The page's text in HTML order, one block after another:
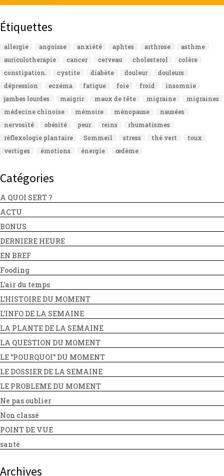
Étiquettes
allergie angoisse anxiété aphtes arthrose
asthme
auriculotherapie
cancer cerveau cholesterol
colère
constipation.
cystite diabète douleur
douleurs
dépression
eczéma fatigue foie froid
insomnie
jambes lourdes
maigrir maux de tête migraine
migraines
médecine chinoise
mémoire ménopause
nausées
nervosité
obésité peur reins
rhumatismes
réflexologie plantaire
Sommeil stress thé vert
toux
vertiges
émotions énergie œdème
Catégories
A QUOI SERT ?
ACTU
BONUS
DERNIERE HEURE
EN BREF
Fooding
L'air du temps
L'HISTOIRE DU MOMENT
L'INFO DE LA SEMAINE
LA PLANTE DE LA SEMAINE
LA QUESTION DU MOMENT
LE "POURQUOI" DU MOMENT
LE DOSSIER DE LA SEMAINE
LE PROBLEME DU MOMENT
Ne pas oublier
Non classé
POINT DE VUE
santé
Archives